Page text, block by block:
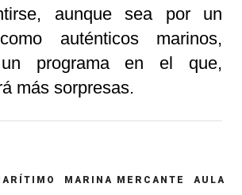
aunque sea por un
auténticos marinos,
un programa en el que,
más sorpresas.
MARINA MERCANTE AULA